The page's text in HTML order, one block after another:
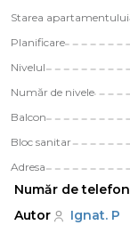
Starea apartamentului
Planificare
Nivelul
Număr de nivele
Balcon
Bloc sanitar
Adresa
Număr de telefon
Autor
Ignat. P